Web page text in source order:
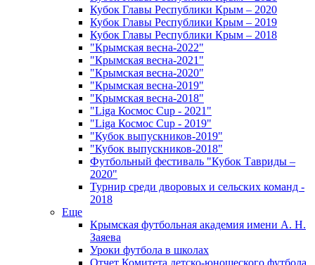
Кубок Главы Республики Крым – 2020
Кубок Главы Республики Крым – 2019
Кубок Главы Республики Крым – 2018
"Крымская весна-2022"
"Крымская весна-2021"
"Крымская весна-2020"
"Крымская весна-2019"
"Крымская весна-2018"
"Liga Космос Cup - 2021"
"Liga Космос Cup - 2019"
"Кубок выпускников-2019"
"Кубок выпускников-2018"
Футбольный фестиваль "Кубок Тавриды –
2020"
Турнир среди дворовых и сельских команд -
2018
Еще
Крымская футбольная академия имени А. Н.
Заяева
Уроки футбола в школах
Отчет Комитета детско-юношеского футбола